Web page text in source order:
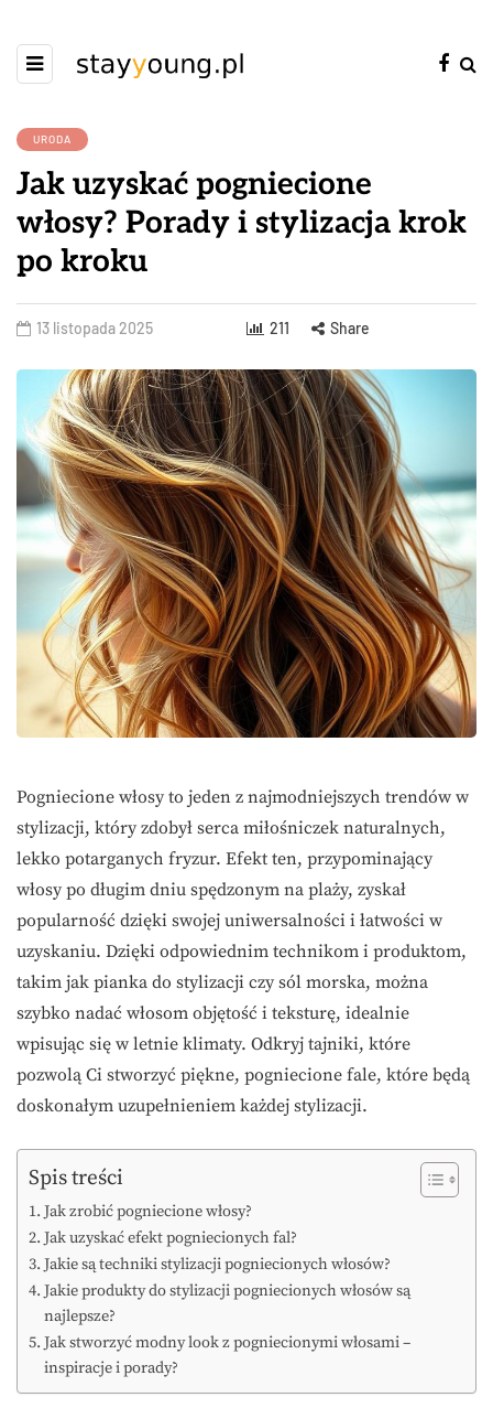
URODA
Jak uzyskać pogniecione
włosy? Porady i stylizacja krok
po kroku
13 listopada 2025 211 Share
Pogniecione włosy to jeden z najmodniejszych trendów w
stylizacji, który zdobył serca miłośniczek naturalnych,
lekko potarganych fryzur. Efekt ten, przypominający
włosy po długim dniu spędzonym na plaży, zyskał
popularność dzięki swojej uniwersalności i łatwości w
uzyskaniu. Dzięki odpowiednim technikom i produktom,
takim jak pianka do stylizacji czy sól morska, można
szybko nadać włosom objętość i teksturę, idealnie
wpisując się w letnie klimaty. Odkryj tajniki, które
pozwolą Ci stworzyć piękne, pogniecione fale, które będą
doskonałym uzupełnieniem każdej stylizacji.
Spis treści
Jak zrobić pogniecione włosy?
Jak uzyskać efekt pogniecionych fal?
Jakie są techniki stylizacji pogniecionych włosów?
Jakie produkty do stylizacji pogniecionych włosów są
najlepsze?
Jak stworzyć modny look z pogniecionymi włosami –
inspiracje i porady?